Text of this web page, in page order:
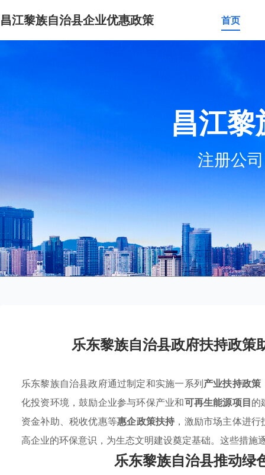
昌江黎族自治县企业优惠政策 首页
昌江
注册公
乐东黎族自治县政府扶持政策
乐东黎族自治县政府通过制定和实施一系列产业扶持政策
化投资环境，鼓励企业参与环保产业和可再生能源项目的
资金补助、税收优惠等惠企政策扶持 ，激励市场主体进
高企业的环保意识，为生态文明建设奠定基础。这些措施
乐东黎族自治县推动绿